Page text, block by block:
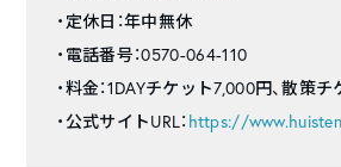
・定休日：年中無休
・電話番号：0570-064-110
・料金：1DAYチケット7,000円、散策
・公式サイトURL： https://